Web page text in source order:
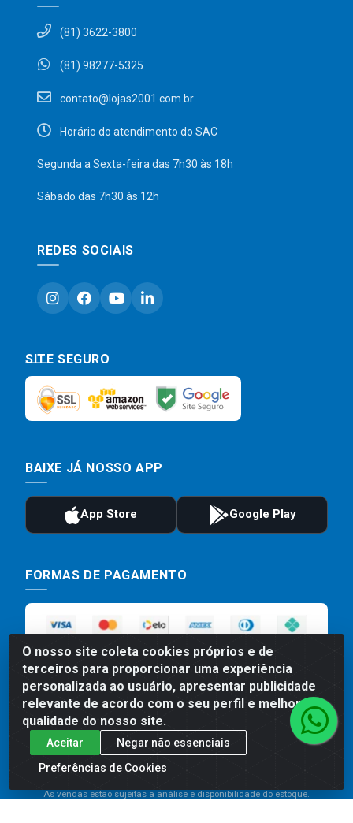
O nosso site coleta cookies próprios e de
terceiros para proporcionar uma experiência
personalizada ao usuário, apresentar publicidade
relevante de acordo com o seu perfil e melhorar a
qualidade do nosso site.
Aceitar
Negar não essenciais
Preferências de Cookies
(81) 3622-3800
(81) 98277-5325
contato@lojas2001.com.br
Horário do atendimento do SAC
Segunda a Sexta-feira das 7h30 às 18h
Sábado das 7h30 às 12h
REDES SOCIAIS
SITE SEGURO
BAIXE JÁ NOSSO APP
FORMAS DE PAGAMENTO
Preços, promoções, condições de pagamento e frete são válidos
para compras realizadas exclusivamente pelo site. Caso haja
divergência de preço de um produto, será válido o preço que for
As vendas estão sujeitas a análise e disponibilidade do estoque.